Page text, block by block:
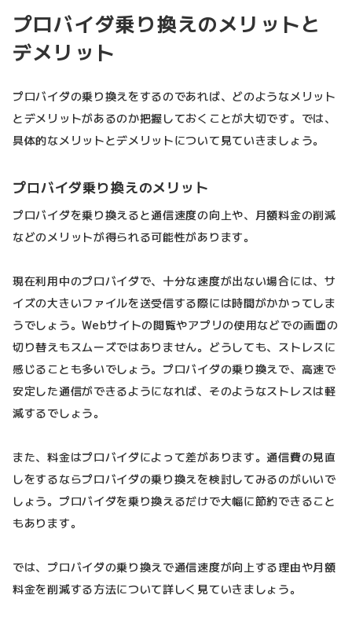
プロバイダ乗り換えのメリットと
デメリット
プロバイダの乗り換えをするのであれば、どのようなメリット
とデメリットがあるのか把握しておくことが大切です。では、
具体的なメリットとデメリットについて見ていきましょう。
プロバイダ乗り換えのメリット
プロバイダを乗り換えると通信速度の向上や、月額料金の削減
などのメリットが得られる可能性があります。
現在利用中のプロバイダで、十分な速度が出ない場合には、サ
イズの大きいファイルを送受信する際には時間がかかってしま
うでしょう。Webサイトの閲覧やアプリの使用などでの画面の
切り替えもスムーズではありません。どうしても、ストレスに
感じることも多いでしょう。プロバイダの乗り換えで、高速で
安定した通信ができるようになれば、そのようなストレスは軽
減するでしょう。
また、料金はプロバイダによって差があります。通信費の見直
しをするならプロバイダの乗り換えを検討してみるのがいいで
しょう。プロバイダを乗り換えるだけで大幅に節約できること
もあります。
では、プロバイダの乗り換えで通信速度が向上する理由や月額
料金を削減する方法について詳しく見ていきましょう。